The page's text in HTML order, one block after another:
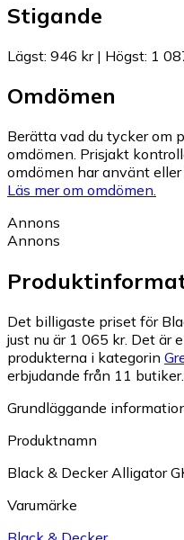
Stigande
Lägst: 946 kr| Högst: 1
Omdömen
Berätta vad du tycker om
omdömen. Prisjakt
omdömen har använt
Läs mer om omdömen.
Annons
Annons
Det billigaste priset för
just nu är 1 065 kr. Det är
produkterna i kategorin
erbjudande från 11 butiker.
Grundläggande
Produktnamn
Black & Decker Alligator
Varumärke